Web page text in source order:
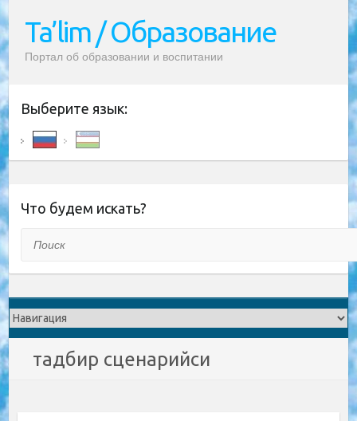
Ta’lim / Образование
Портал об образовании и воспитании
Выберите язык:
Что будем искать?
тадбир сценарийси